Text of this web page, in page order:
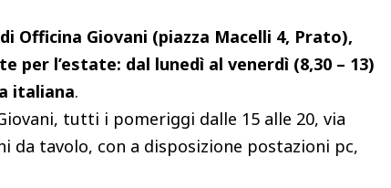
Officina Giovani (piazza Macelli 4, Prato),
l’estate: dal lunedì al venerdì (8,30 – 13)
italiana.
tutti i pomeriggi dalle 15 alle 20, via
da tavolo, con a disposizione postazioni pc,